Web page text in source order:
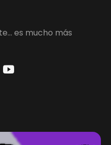
es mucho más